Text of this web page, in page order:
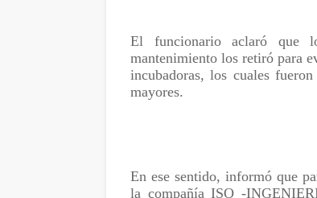
El funcionario aclaró que
mantenimiento los retiró para
incubadoras, los cuales
mayores.
En ese sentido, informó que
la compañía ISO -